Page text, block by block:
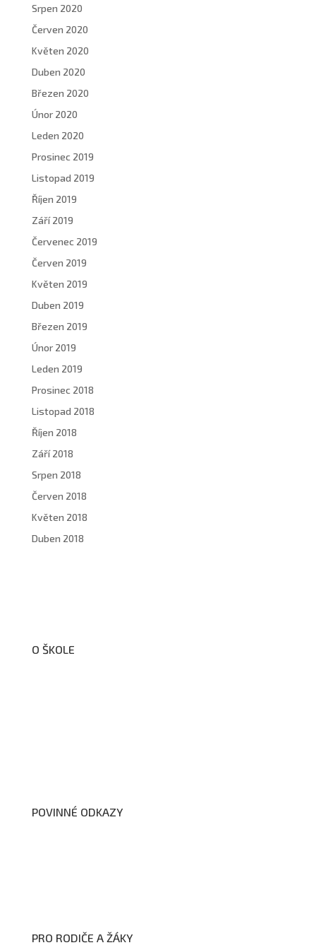
Srpen 2020
Červen 2020
Květen 2020
Duben 2020
Březen 2020
Únor 2020
Leden 2020
Prosinec 2019
Listopad 2019
Říjen 2019
Září 2019
Červenec 2019
Červen 2019
Květen 2019
Duben 2019
Březen 2019
Únor 2019
Leden 2019
Prosinec 2018
Listopad 2018
Říjen 2018
Září 2018
Srpen 2018
Červen 2018
Květen 2018
Duben 2018
O ŠKOLE
POVINNÉ ODKAZY
PRO RODIČE A ŽÁKY